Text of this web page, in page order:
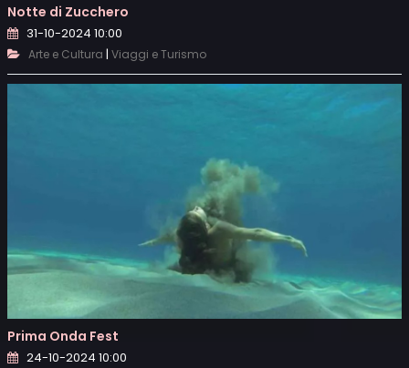
Notte di Zucchero
31-10-2024 10:00
Arte e Cultura | Viaggi e Turismo
Prima Onda Fest
24-10-2024 10:00